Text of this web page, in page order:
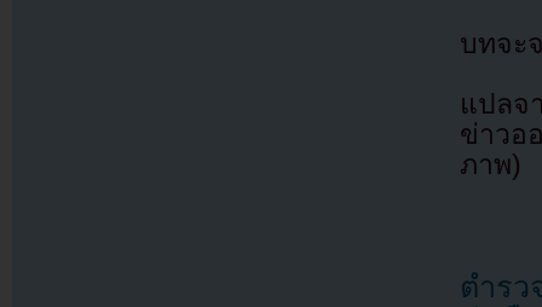
บทจะ
แปลจ
ข่าวอ
ภาพ)
ตำรว